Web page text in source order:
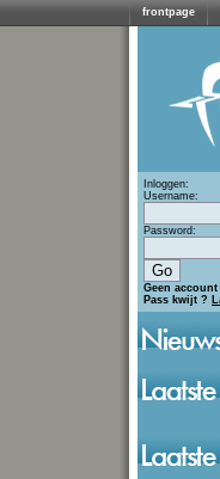
frontpage
Inloggen:
Username:
Password:
Geen account
Pass kwijt ?